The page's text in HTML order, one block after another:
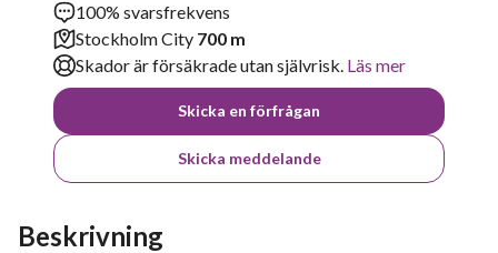
100% svarsfrekvens
Stockholm City 700 m
Skador är försäkrade utan självrisk. Läs mer
Skicka en förfrågan
Skicka meddelande
Beskrivning